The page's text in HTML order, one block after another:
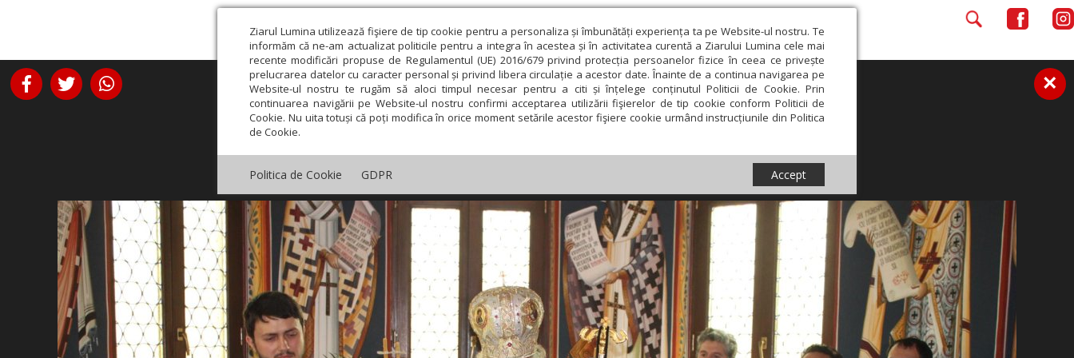
Ziarul Lumina utilizează fişiere de tip cookie pentru a personaliza și îmbunătăți experiența ta pe Website-ul nostru. Te
informăm că ne-am actualizat politicile pentru a integra în acestea și în activitatea curentă a Ziarului Lumina cele mai
recente modificări propuse de Regulamentul (UE) 2016/679 privind protecția persoanelor fizice în ceea ce privește
prelucrarea datelor cu caracter personal și privind libera circulație a acestor date. Înainte de a continua navigarea pe
Website-ul nostru te rugăm să aloci timpul necesar pentru a citi și înțelege conținutul Politicii de Cookie. Prin
continuarea navigării pe Website-ul nostru confirmi acceptarea utilizării fişierelor de tip cookie conform Politicii de
Cookie. Nu uita totuși că poți modifica în orice moment setările acestor fişiere cookie urmând instrucțiunile din Politica
de Cookie.
Politica de Cookie GDPR Accept
×